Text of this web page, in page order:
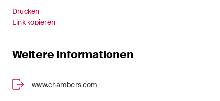
Drucken
Link kopieren
Weitere Informationen
www.chambers.com
Schiedsgerichtsbarkeit
Private Wealth